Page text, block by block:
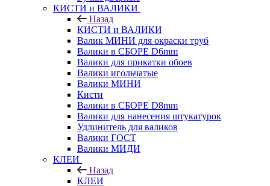
КИСТИ и ВАЛИКИ
Назад
КИСТИ и ВАЛИКИ
Валик МИНИ для окраски труб
Валики в СБОРЕ D6mm
Валики для прикатки обоев
Валики игольчатые
Валики МИНИ
Кисти
Валики в СБОРЕ D8mm
Валики для нанесения штукатурок
Удлинитель для валиков
Валики ГОСТ
Валики МИДИ
КЛЕИ
Назад
КЛЕИ